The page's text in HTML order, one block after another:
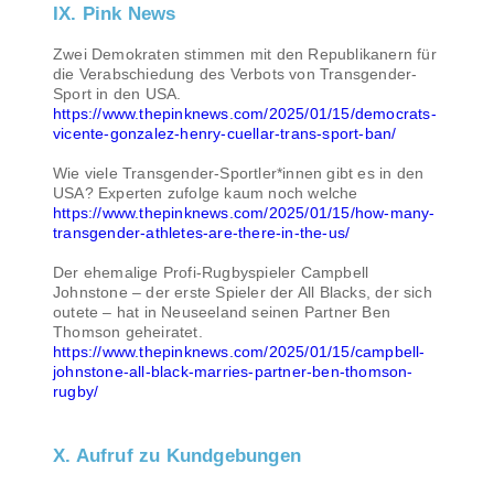
IX. Pink News
Zwei Demokraten stimmen mit den Republikanern für
die Verabschiedung des Verbots von Transgender-
Sport in den USA.
https://www.thepinknews.com/2025/01/15/democrats-
vicente-gonzalez-henry-cuellar-trans-sport-ban/
Wie viele Transgender-Sportler*innen gibt es in den
USA? Experten zufolge kaum noch welche
https://www.thepinknews.com/2025/01/15/how-many-
transgender-athletes-are-there-in-the-us/
Der ehemalige Profi-Rugbyspieler Campbell
Johnstone – der erste Spieler der All Blacks, der sich
outete – hat in Neuseeland seinen Partner Ben
Thomson geheiratet.
https://www.thepinknews.com/2025/01/15/campbell-
johnstone-all-black-marries-partner-ben-thomson-
rugby/
X. Aufruf zu Kundgebungen